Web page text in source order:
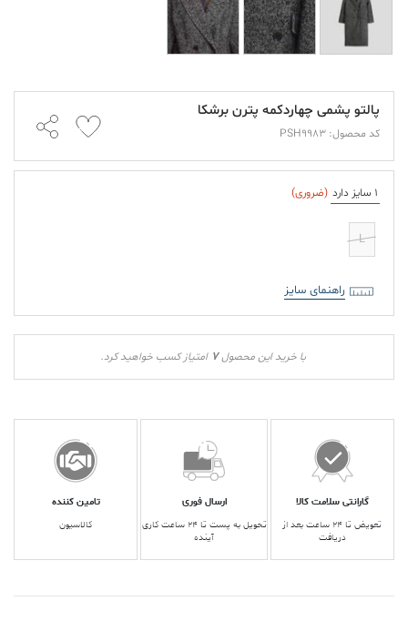
پالتو پشمی چهاردکمه پترن برشکا
کد محصول: PSH9983
1 سایز دارد (ضروری)
L
راهنمای سایز
با خرید این محصول7 امتیاز کسب خواهید کرد.
گارانتی سلامت کالا
تعویض تا ۲۴ ساعت بعد از
دریافت
ارسال فوری
تحویل به پست تا ۲۴ ساعت کاری
آینده
تامین کننده
کالاسیون